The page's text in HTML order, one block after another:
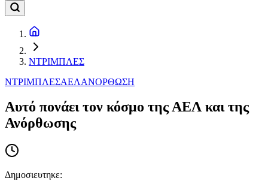
ΝΤΡΙΜΠΛΕΣ
ΝΤΡΙΜΠΛΕΣΑΕΛΑΝΟΡΘΩΣΗ
Αυτό πονάει τον κόσμο της ΑΕΛ και της
Ανόρθωσης
Δημοσιευτηκε: